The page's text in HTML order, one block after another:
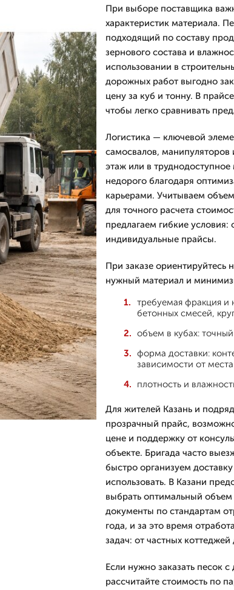
При выборе поставщика
характеристик материала.
подходящий по составу
зернового состава и
использовании в
дорожных работ выгодно
цену за куб и тонну. В
чтобы легко сравнивать
Логистика — ключевой
самосвалов, манипуляторов
этаж или в
недорого благодаря
карьерами. Учитываем
для точного расчета
предлагаем гибкие
индивидуальные прайсы.
При заказе
нужный материал и
требуемая фракция и
бетонных смесей,
объем в кубах:
форма доставки:
зависимости от места
плотность и
Для жителей Казань и
прозрачный прайс,
цене и поддержку от
объекте. Бригада часто
быстро организуем
использовать. В Казани
выбрать оптимальный
документы по стандартам
года, и за это время
задач: от частных
Если нужно заказать песок
рассчитайте стоимость по